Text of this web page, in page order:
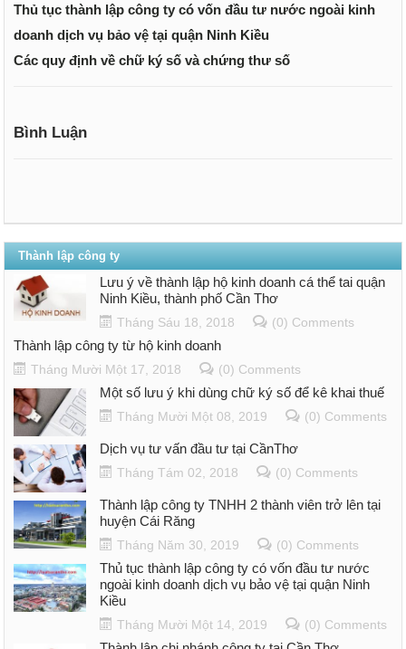
Thủ tục thành lập công ty có vốn đầu tư nước ngoài kinh
doanh dịch vụ bảo vệ tại quận Ninh Kiều
Các quy định về chữ ký số và chứng thư số
Bình Luận
Thành lập công ty
Lưu ý về thành lập hộ kinh doanh cá thể tai quận
Ninh Kiều, thành phố Cần Thơ
Tháng Sáu 18, 2018 (0) Comments
Thành lập công ty từ hộ kinh doanh
Tháng Mười Một 17, 2018 (0) Comments
Một số lưu ý khi dùng chữ ký số để kê khai thuế
Tháng Mười Một 08, 2019 (0) Comments
Dịch vụ tư vấn đầu tư tại CầnThơ
Tháng Tám 02, 2018 (0) Comments
Thành lập công ty TNHH 2 thành viên trở lên tại
huyện Cái Răng
Tháng Năm 30, 2019 (0) Comments
Thủ tục thành lập công ty có vốn đầu tư nước
ngoài kinh doanh dịch vụ bảo vệ tại quận Ninh
Kiều
Tháng Mười Một 14, 2019 (0) Comments